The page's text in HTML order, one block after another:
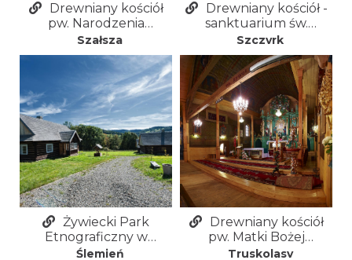
Drewniany kościół
pw. Narodzenia
Najświętszej Marii
Panny w Szałszy
Szałsza
Drewniany kościół -
sanktuarium św.
Jakuba Starszego
Apostoła w Szczyrku
Szczyrk
Żywiecki Park
Etnograficzny w
Ślemieniu
Ślemień
Drewniany kościół
pw. Matki Bożej
Truskolaskiej w
Truskolasy